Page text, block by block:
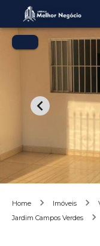
Home Imóveis
Jardim Campos Verdes